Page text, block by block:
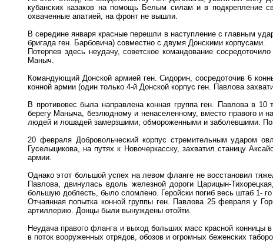
кубанских казаков на помощь Белым силам и в подкрепление
охваченные апатией, на фронт не вышли.
В середине января красные перешли в наступление с главным
бригада ген. Барбовича) совместно с двумя Донскими корпусами.
Потерпев здесь неудачу, советское командование
Маныч.
Командующий Донской армией ген. Сидорин, сосредоточив 6
конной армии (один только 4-й Донской корпус ген. Павлова
В противовес была направлена конная группа ген. Павлова в
берегу Маныча, безлюдному и ненаселенному, вместо правого и
людей и лошадей замерзшими, обмороженными и заболевшими.
20 февраля Добровольческий корпус стремительным ударом
Гуселыцикова, на путях к Новочеркасску, захватил станицу
армии.
Однако этот большой успех на левом фланге не восстановил
Павлова, двинулась вдоль железной дороги Царицын-
большую доблесть, было сломлено. Геройски погиб весь штаб 1-
Отчаянная попытка конной группы ген. Павлова 25 февраля у
артиллерию. Донцы были вынуждены отойти.
Неудача правого фланга и выход больших масс красной конницы
в поток вооруженных отрядов, обозов и огромных беженских